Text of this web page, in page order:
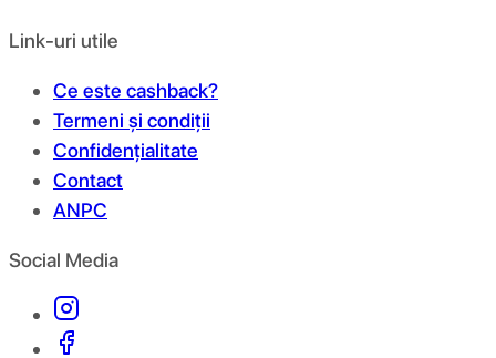
Link-uri utile
Ce este cashback?
Termeni și condiții
Confidențialitate
Contact
ANPC
Social Media